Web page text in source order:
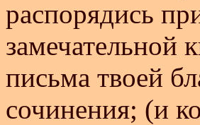
распорядись
замечательной
письма твоей
сочинения; (и